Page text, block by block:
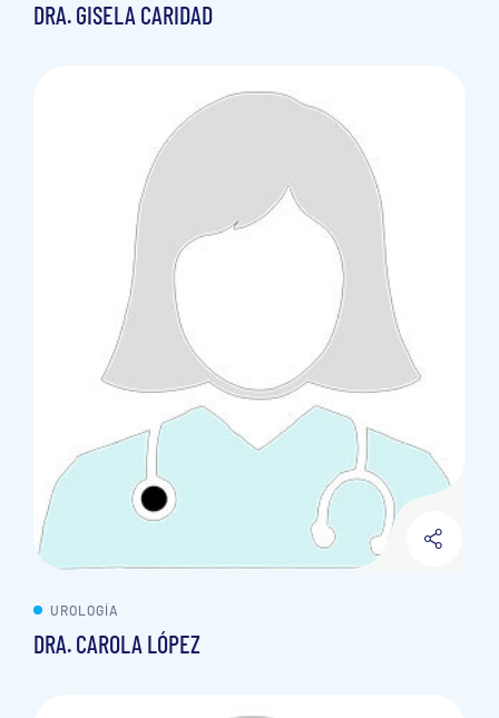
DRA. GISELA CARIDAD
UROLOGÍA
DRA. CAROLA LÓPEZ